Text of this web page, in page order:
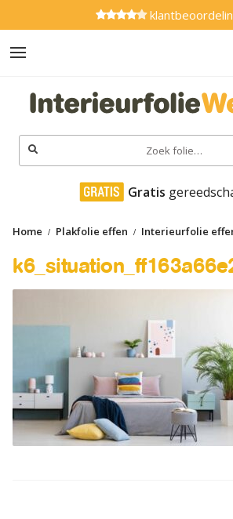
Zoeken
naar:
Hout
Effen
Marmer
Glitter
Natuursteen
SALE
Advies
Gratis
Home Plakfolie effen
Interieurfolie